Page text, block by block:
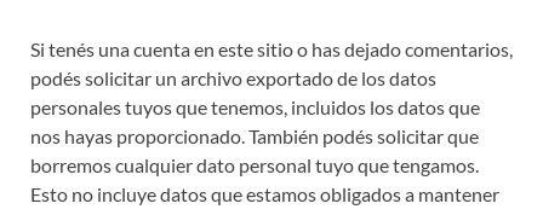
Si tenés una cuenta en este sitio o has dejado comentarios,
podés solicitar un archivo exportado de los datos
personales tuyos que tenemos, incluidos los datos que
nos hayas proporcionado. También podés solicitar que
borremos cualquier dato personal tuyo que tengamos.
Esto no incluye datos que estamos obligados a mantener